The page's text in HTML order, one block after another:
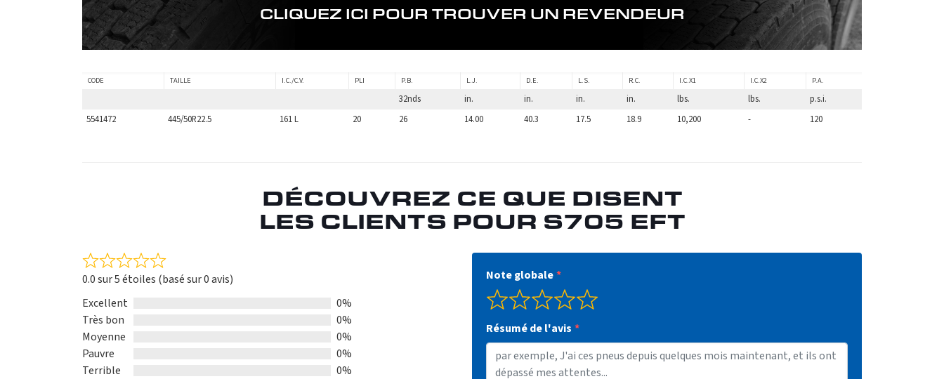
CLIQUEZ ICI POUR TROUVER UN REVENDEUR
CODE TAILLE I.C./C.V. PLI P.B. L.J. D.E. L.S. R.C. I.C.X1 I.C.X2 P.A.
32nds in. in. in. in. lbs. lbs.
p.s.i.
5541472
445/50R22.5 161 L 20 26 14.00 40.3 17.5 18.9 10,200 - 120
DÉCOUVREZ CE QUE DISENT
LES CLIENTS POUR S705 EFT
Note globale
Résumé de l'avis
Rated
0.0
out
of
5
0.0 sur 5 étoiles (basé sur 0 avis)
Excellent
0%
Très bon
0%
Moyenne
0%
Pauvre
0%
Terrible
0%